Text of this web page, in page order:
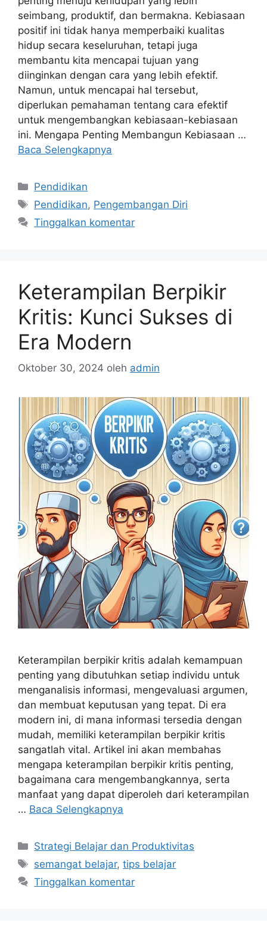
seimbang, produktif, dan bermakna. Kebiasaan
positif ini tidak hanya memperbaiki kualitas
hidup secara keseluruhan, tetapi juga
membantu kita mencapai tujuan yang
diinginkan dengan cara yang lebih efektif.
Namun, untuk mencapai hal tersebut,
diperlukan pemahaman tentang cara efektif
untuk mengembangkan kebiasaan-kebiasaan
ini. Mengapa Penting Membangun Kebiasaan …
Baca Selengkapnya
Kategori
Pendidikan
Tag
Pendidikan, Pengembangan Diri
Tinggalkan komentar
Keterampilan Berpikir
Kritis: Kunci Sukses di
Era Modern
Oktober 30, 2024 oleh admin
Keterampilan berpikir kritis adalah kemampuan
penting yang dibutuhkan setiap individu untuk
menganalisis informasi, mengevaluasi argumen,
dan membuat keputusan yang tepat. Di era
modern ini, di mana informasi tersedia dengan
mudah, memiliki keterampilan berpikir kritis
sangatlah vital. Artikel ini akan membahas
mengapa keterampilan berpikir kritis penting,
bagaimana cara mengembangkannya, serta
manfaat yang dapat diperoleh dari keterampilan
… Baca Selengkapnya
Kategori
Strategi Belajar dan Produktivitas
Tag
semangat belajar,tips belajar
Tinggalkan komentar